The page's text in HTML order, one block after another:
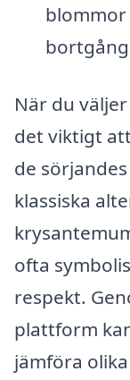
När du
det viktigt
de
klassiska
ofta
respekt.
plattform
jämföra